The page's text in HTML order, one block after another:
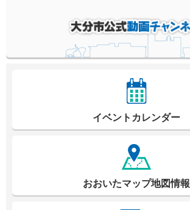
イベントカレンダー
おおいたマップ地図情報